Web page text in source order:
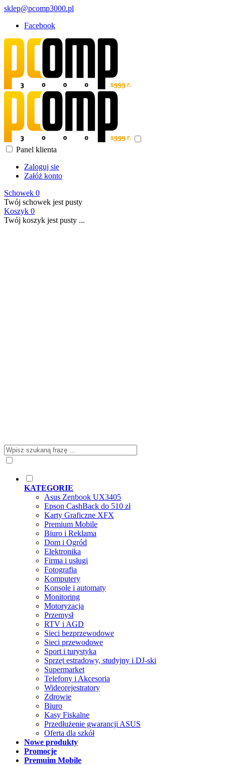
sklep@pcomp3000.pl
Facebook
Panel klienta
Zaloguj się
Załóż konto
Schowek 0
Twój schowek jest pusty
Koszyk 0
Twój koszyk jest pusty ...
KATEGORIE
Asus Zenbook UX3405
Epson CashBack do 510 zł
Karty Graficzne XFX
Premium Mobile
Biuro i Reklama
Dom i Ogród
Elektronika
Firma i usługi
Fotografia
Komputery
Konsole i automaty
Monitoring
Motoryzacja
Przemysł
RTV i AGD
Sieci bezprzewodowe
Sieci przewodowe
Sport i turystyka
Sprzęt estradowy, studyjny i DJ-ski
Supermarket
Telefony i Akcesoria
Wideorejestratory
Zdrowie
Biuro
Kasy Fiskalne
Przedłużenie gwarancji ASUS
Oferta dla szkół
Nowe produkty
Promocje
Premuim Mobile